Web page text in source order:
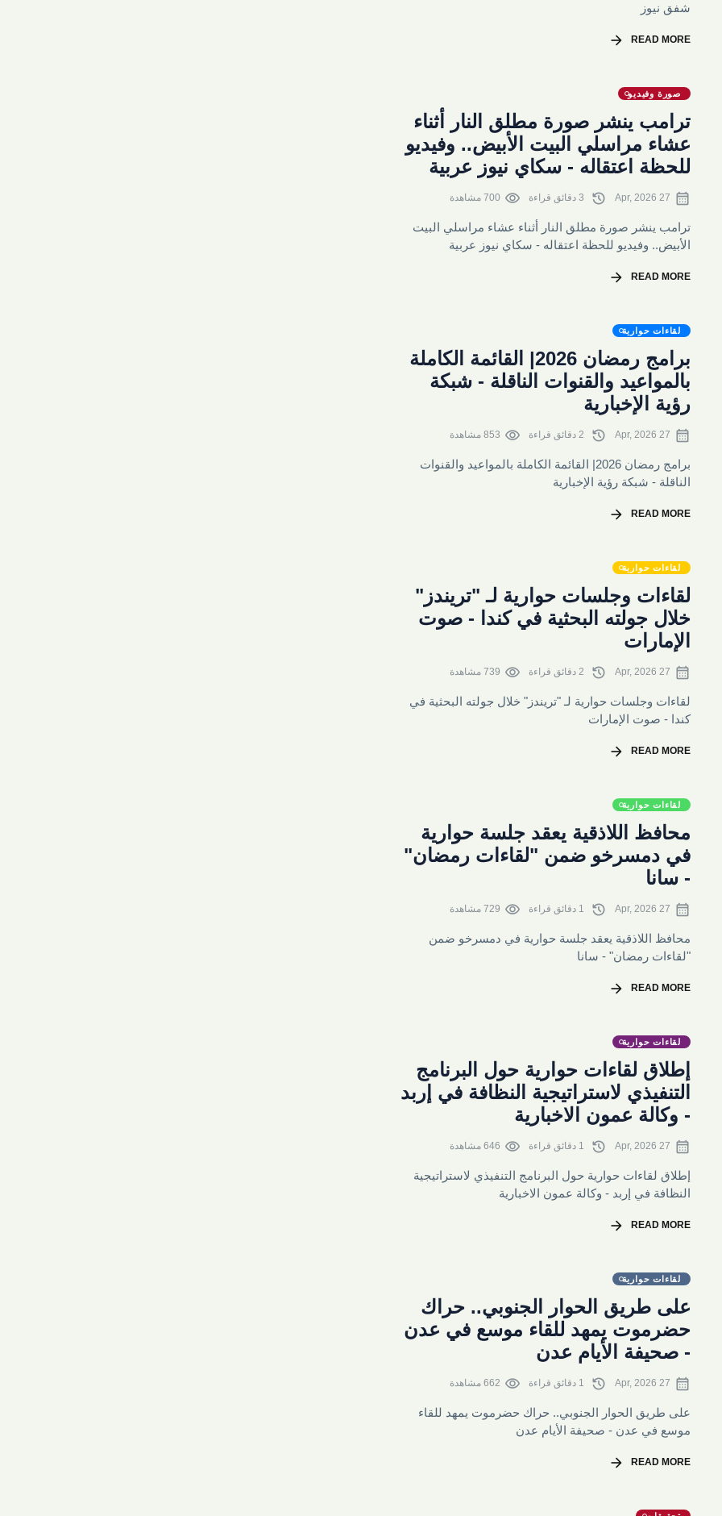
شفق نيوز
READ MORE
arrow_forward
صورة وفيديو
ترامب ينشر صورة مطلق النار أثناء
عشاء مراسلي البيت الأبيض.. وفيديو
للحظة اعتقاله - سكاي نيوز عربية
calendar_month
27 Apr, 2026
history
visibility 700 مشاهدة
ترامب ينشر صورة مطلق النار أثناء عشاء مراسلي البيت
الأبيض.. وفيديو للحظة اعتقاله - سكاي نيوز عربية
READ MORE
arrow_forward
لقاءات حوارية
برامج رمضان 2026| القائمة الكاملة
بالمواعيد والقنوات الناقلة - شبكة
رؤية الإخبارية
calendar_month
27 Apr, 2026
history
visibility 853 مشاهدة
برامج رمضان 2026| القائمة الكاملة بالمواعيد والقنوات
الناقلة - شبكة رؤية الإخبارية
READ MORE
arrow_forward
لقاءات حوارية
لقاءات وجلسات حوارية لـ "تريندز"
خلال جولته البحثية في كندا - صوت
الإمارات
calendar_month
27 Apr, 2026
history
visibility 739 مشاهدة
لقاءات وجلسات حوارية لـ "تريندز" خلال جولته البحثية في
كندا - صوت الإمارات
READ MORE
arrow_forward
لقاءات حوارية
محافظ اللاذقية يعقد جلسة حوارية
في دمسرخو ضمن "لقاءات رمضان"
- سانا
calendar_month
27 Apr, 2026
history
visibility 729 مشاهدة
محافظ اللاذقية يعقد جلسة حوارية في دمسرخو ضمن
"لقاءات رمضان" - سانا
READ MORE
arrow_forward
لقاءات حوارية
إطلاق لقاءات حوارية حول البرنامج
التنفيذي لاستراتيجية النظافة في إربد
- وكالة عمون الاخبارية
calendar_month
27 Apr, 2026
history
visibility 646 مشاهدة
إطلاق لقاءات حوارية حول البرنامج التنفيذي لاستراتيجية
النظافة في إربد - وكالة عمون الاخبارية
READ MORE
arrow_forward
لقاءات حوارية
على طريق الحوار الجنوبي.. حراك
حضرموت يمهد للقاء موسع في عدن
- صحيفة الأيام عدن
calendar_month
27 Apr, 2026
history
visibility 662 مشاهدة
على طريق الحوار الجنوبي.. حراك حضرموت يمهد للقاء
موسع في عدن - صحيفة الأيام عدن
READ MORE
arrow_forward